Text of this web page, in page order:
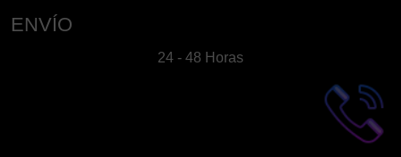
ENVÍO
24 - 48 Horas